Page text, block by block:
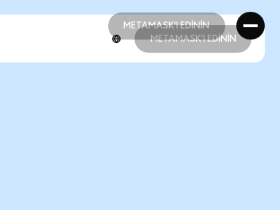
METAMASK'I EDİNİN
METAMASK'I EDİNİN
METAMASK'I EDİNİN